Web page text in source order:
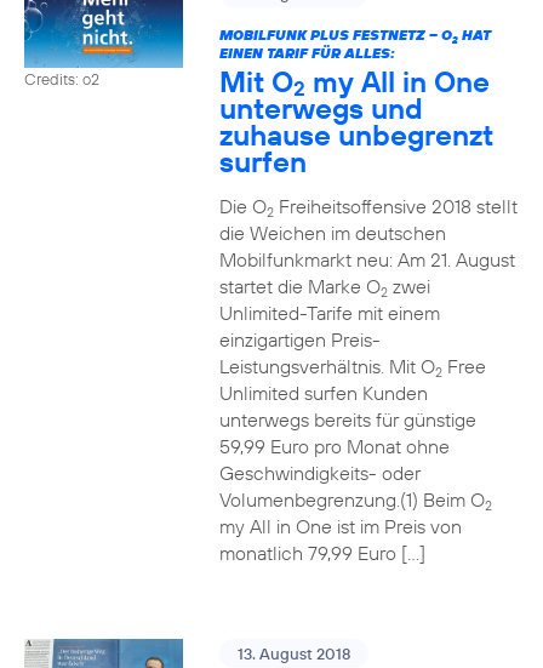
Credits: o2
MOBILFUNK PLUS FESTNETZ – O2HAT
EINEN TARIF FÜR ALLES:
Mit O2 my All in One
unterwegs und
zuhause unbegrenzt
surfen
Die O2Freiheitsoffensive 2018 stellt
die Weichen im deutschen
Mobilfunkmarkt neu: Am 21. August
startet die Marke O2zwei
Unlimited-Tarife mit einem
einzigartigen Preis-
Leistungsverhältnis. Mit O2Free
Unlimited surfen Kunden
unterwegs bereits für günstige
59,99 Euro pro Monat ohne
Geschwindigkeits- oder
Volumenbegrenzung.(1) Beim O2
my All in One ist im Preis von
monatlich 79,99 Euro […]
13. August 2018